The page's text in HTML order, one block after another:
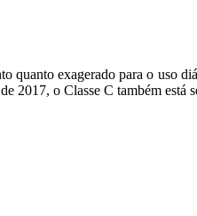
quanto exagerado para o uso
o Classe C também está